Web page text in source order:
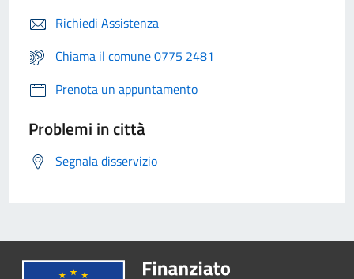
Richiedi Assistenza
Chiama il comune 0775 2481
Prenota un appuntamento
Problemi in città
Segnala disservizio